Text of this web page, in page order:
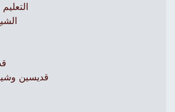
التعليم
قديسين